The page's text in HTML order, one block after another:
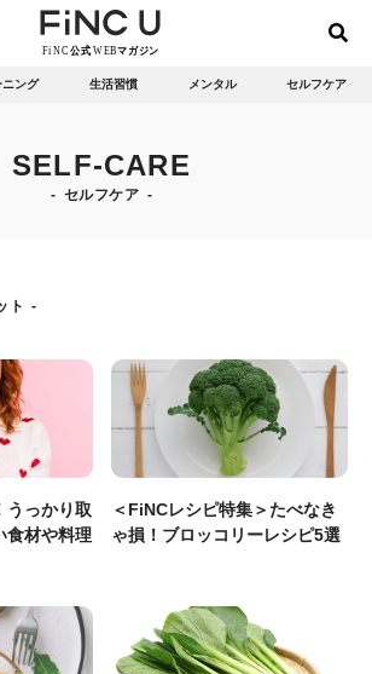
ニング 生活習慣 メンタル セルフケア
SELF-CARE
セルフケア
ト
うっかり取
食材や料理
＜FiNCレシピ特集＞たべなき
ゃ損！ブロッコリーレシピ5選